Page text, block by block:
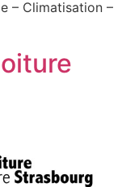
– Climatisation –